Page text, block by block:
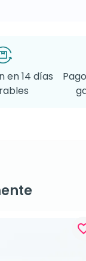
en 14 días